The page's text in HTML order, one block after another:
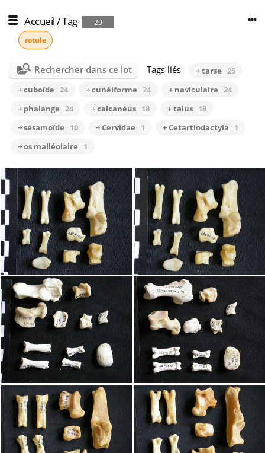
Accueil/Tag
29
rotule
Rechercher dans ce lot Tags liés + tarse 25
+ cuboïde 24 + cunéiforme 24 + naviculaire 24
+ phalange 24 + calcanéus 18 + talus 18
+ sésamoïde
10 + Cervidae 1 + Cetartiodactyla
1
+ os malléolaire
1